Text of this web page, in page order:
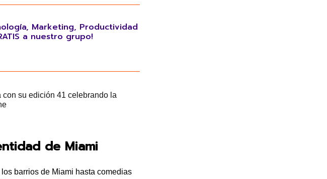
Marketing, Productividad
a nuestro grupo!
de Miami
barrios de Miami hasta comedias